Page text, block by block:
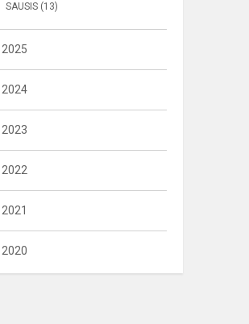
SAUSIS (13)
2025
2024
2023
2022
2021
2020